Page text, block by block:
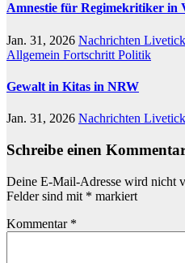
Amnestie für Regimekritiker in
Jan. 31, 2026 Nachrichten
Allgemein Fortschritt Politik
Gewalt in Kitas in NRW
Jan. 31, 2026 Nachrichten
Schreibe einen
Deine E-Mail-Adresse wird nicht
Felder sind mit * markiert
Kommentar *